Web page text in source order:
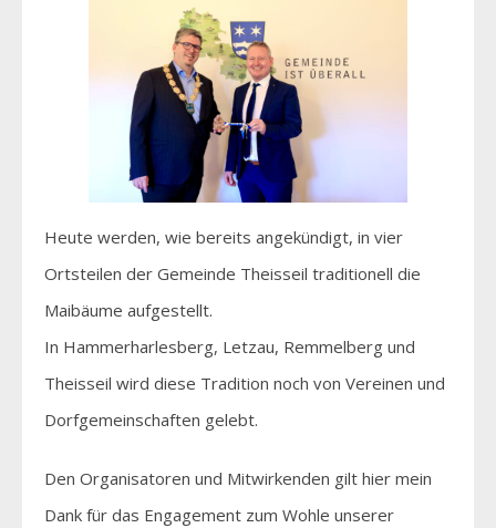
Heute werden, wie bereits angekündigt, in vier
Ortsteilen der Gemeinde Theisseil traditionell die
Maibäume aufgestellt.
In Hammerharlesberg, Letzau, Remmelberg und
Theisseil wird diese Tradition noch von Vereinen und
Dorfgemeinschaften gelebt.
Den Organisatoren und Mitwirkenden gilt hier mein
Dank für das Engagement zum Wohle unserer